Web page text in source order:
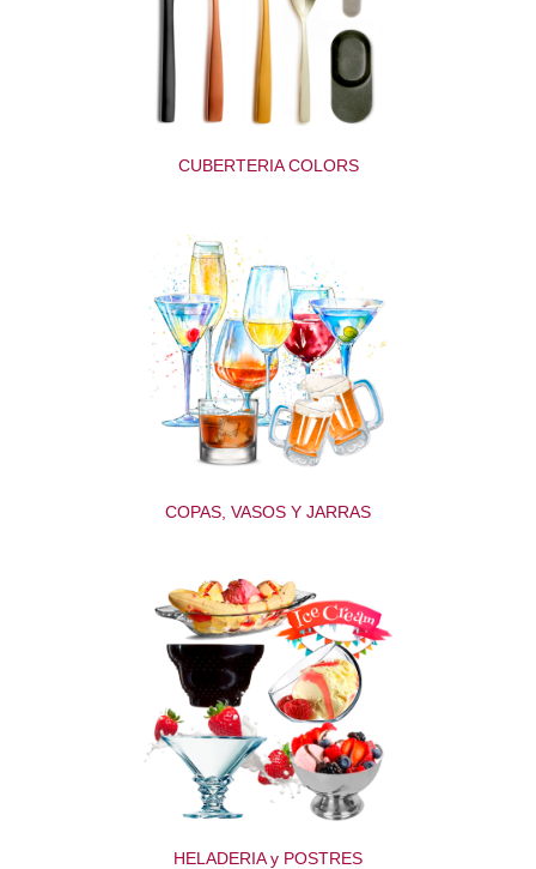
CUBERTERIA COLORS
COPAS, VASOS Y JARRAS
HELADERIA y POSTRES